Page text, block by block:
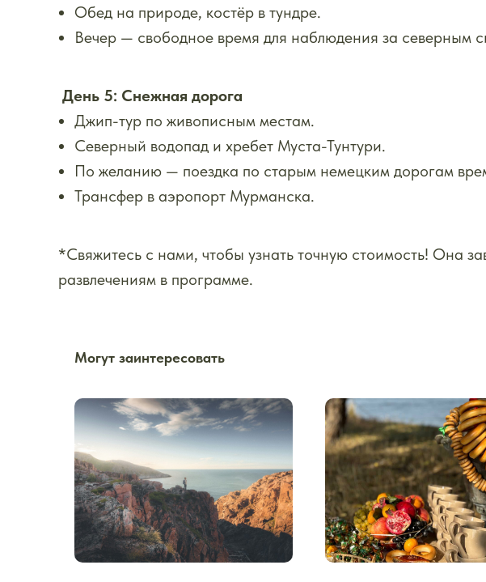
Обед на природе, костёр в тундре.
Вечер — свободное время для наблюдения за северным
День 5: Снежная дорога
Джип-тур по живописным местам.
Северный водопад и хребет Муста-Тунтури.
По желанию — поездка по старым немецким дорогам
Трансфер в аэропорт Мурманска.
*Свяжитесь с нами, чтобы узнать точную стоимость! Она
развлечениям в программе.
Могут заинтересовать